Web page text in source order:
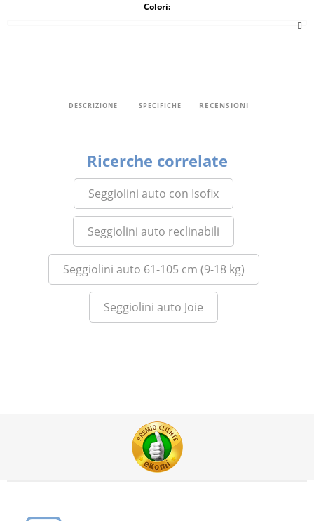
Colori:
DESCRIZIONE SPECIFICHE RECENSIONI
Ricerche correlate
Seggiolini auto con Isofix
Seggiolini auto reclinabili
Seggiolini auto 61-105 cm (9-18 kg)
Seggiolini auto Joie